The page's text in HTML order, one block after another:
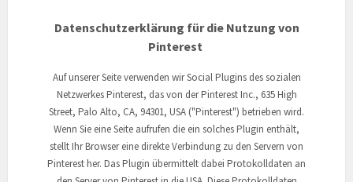
Datenschutzerklärung für die Nutzung von
Pinterest
Auf unserer Seite verwenden wir Social Plugins des sozialen
Netzwerkes Pinterest, das von der Pinterest Inc., 635 High
Street, Palo Alto, CA, 94301, USA ("Pinterest") betrieben wird.
Wenn Sie eine Seite aufrufen die ein solches Plugin enthält,
stellt Ihr Browser eine direkte Verbindung zu den Servern von
Pinterest her. Das Plugin übermittelt dabei Protokolldaten an